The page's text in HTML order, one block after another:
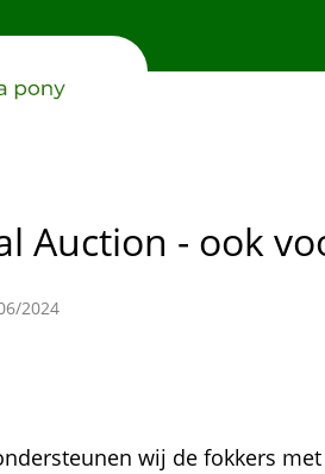
Auction - ook
2024
wij de fokkers